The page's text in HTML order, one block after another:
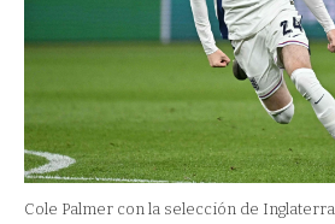
Cole Palmer con la selección de Inglaterra.